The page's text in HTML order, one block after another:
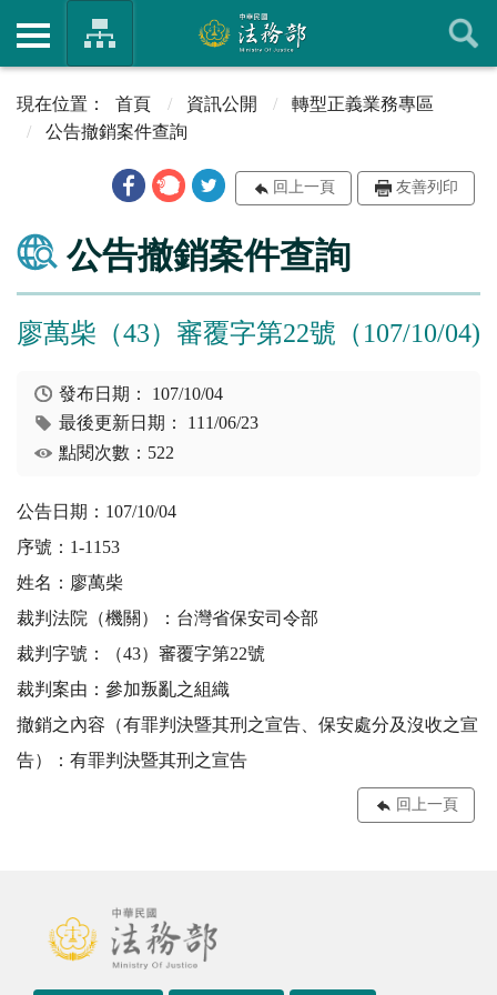
首頁 資訊公開
轉型正義業務專區
公告撤銷案件查詢
回上一頁 友善列印
公告撤銷案件查詢
廖萬柴（43）審覆字第22號（107/10/04)
發布日期： 107/10/04
最後更新日期： 111/06/23
點閱次數：522
公告日期：107/10/04
序號：1-1153
姓名：廖萬柴
裁判法院（機關）：台灣省保安司令部
裁判字號：（43）審覆字第22號
裁判案由：參加叛亂之組織
撤銷之內容（有罪判決暨其刑之宣告、保安處分及沒收之宣
告）：有罪判決暨其刑之宣告
回上一頁